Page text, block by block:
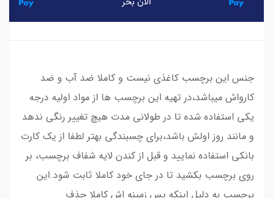
جنس این برچسب کاغذی نیست و کاملا ضد آب و ضد
کارواش میباشد،در تهیه این برچسب ها از مواد اولیه درجه
یکی استفاده شده تا در طولانی مدت هیچ تغییر رنگی ندهد
و مانند روز اولش باشد،برای چسبندگی بهتر لطفا از یک کارت
بانکی استفاده نمایید و قبل از کندن لایه شفاف برچسب، بر
روی برچسب بکشید تا در جای خود کاملا ثابت شود.این
برچسب به دلیل اینکه پس زمینه اش کاملا حذف